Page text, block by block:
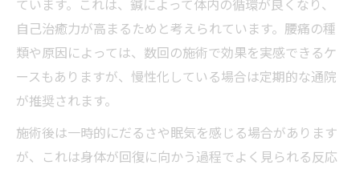
自己治癒力が高まるためと考えられています。腰痛の種
類や原因によっては、数回の施術で効果を実感できるケ
ースもありますが、慢性化している場合は定期的な通院
が推奨されます。
施術後は一時的にだるさや眠気を感じる場合があります
が、これは身体が回復に向かう過程でよく見られる反応